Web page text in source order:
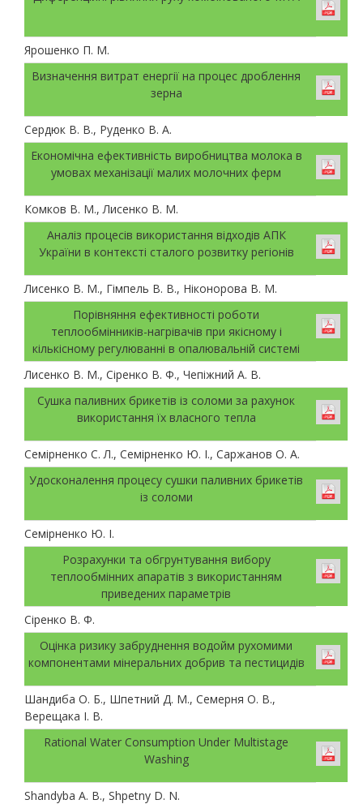
Ярошенко П. М.
Визначення витрат енергії на процес дроблення
зерна
Сердюк В. В., Руденко В. А.
Економічна ефективність виробництва молока в
умовах механізації малих молочних ферм
Комков В. М., Лисенко В. М.
Аналіз процесів використання відходів АПК
України в контексті сталого розвитку регіонів
Лисенко В. М., Гімпель В. В., Ніконорова В. М.
Порівняння ефективності роботи
теплообмінників-нагрівачів при якісному і
кількісному регулюванні в опалювальній системі
Лисенко В. М., Сіренко В. Ф., Чепіжний А. В.
Сушка паливних брикетів із соломи за рахунок
використання їх власного тепла
Семірненко С. Л., Семірненко Ю. І., Саржанов О. А.
Удосконалення процесу сушки паливних брикетів
із соломи
Семірненко Ю. І.
Розрахунки та обгрунтування вибору
теплообмінних апаратів з використанням
приведених параметрів
Сіренко В. Ф.
Оцінка ризику забруднення водойм рухомими
компонентами мінеральних добрив та пестицидів
Шандиба О. Б., Шпетний Д. М., Семерня О. В.,
Верещака І. В.
Rational Water Consumption Under Multistage
Washing
Shandyba A. B., Shpetny D. N.